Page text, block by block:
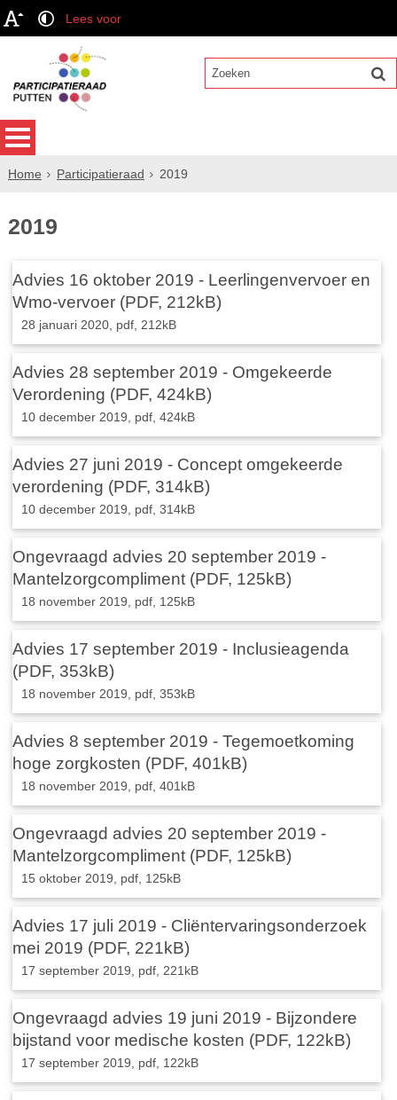
Lees voor
Home Participatieraad 2019
2019
Advies 16 oktober 2019 - Leerlingenvervoer en
Wmo-vervoer (PDF, 212kB)
28 januari 2020, pdf , 212kB
Advies 28 september 2019 - Omgekeerde
Verordening (PDF, 424kB)
10 december 2019, pdf , 424kB
Advies 27 juni 2019 - Concept omgekeerde
verordening (PDF, 314kB)
10 december 2019, pdf , 314kB
Ongevraagd advies 20 september 2019 -
Mantelzorgcompliment (PDF, 125kB)
18 november 2019, pdf , 125kB
Advies 17 september 2019 - Inclusieagenda
(PDF, 353kB)
18 november 2019, pdf , 353kB
Advies 8 september 2019 - Tegemoetkoming
hoge zorgkosten (PDF, 401kB)
18 november 2019, pdf , 401kB
Ongevraagd advies 20 september 2019 -
Mantelzorgcompliment (PDF, 125kB)
15 oktober 2019, pdf , 125kB
Advies 17 juli 2019 - Cliëntervaringsonderzoek
mei 2019 (PDF, 221kB)
17 september 2019, pdf , 221kB
Ongevraagd advies 19 juni 2019 - Bijzondere
bijstand voor medische kosten (PDF, 122kB)
17 september 2019, pdf , 122kB